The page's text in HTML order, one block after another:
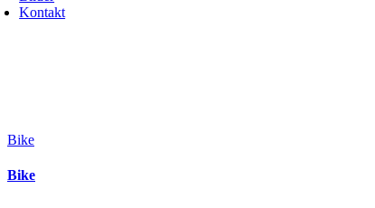
Kontakt
Bike
Bike